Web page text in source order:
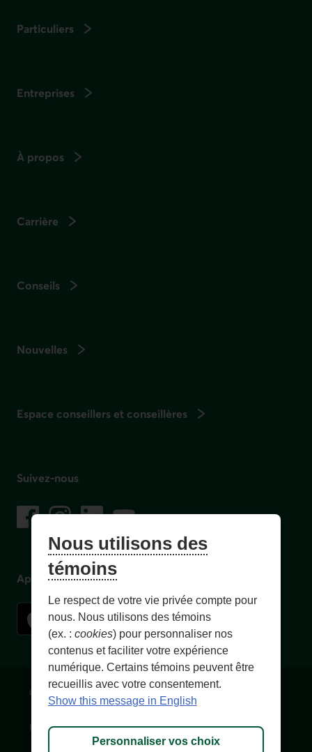
Particuliers
Entreprises
À propos
Carrière
Conseils
Nouvelles
Espace conseillers et conseillères
Suivez-nous
Facebook
– Lien externe au site. Cet hyperlien s'ouvrira dans une
Instagram
– Lien externe au site. Cet hyperlien s'ouvrira dans
LinkedIn
– Lien externe au site. Cet hyperlien
YouTube
– Lien externe au site. Cet hyperlien
Application mobile
Conditions d'utilisation et notes légales
Personnaliser les témoins Accessibilité Plan du site
Nous utilisons des
témoins
Le respect de votre vie privée compte pour
nous. Nous utilisons des témoins
(ex. : cookies) pour personnaliser nos
contenus et faciliter votre expérience
numérique. Certains témoins peuvent être
recueillis avec votre consentement.
Show this message in English
Personnaliser vos choix